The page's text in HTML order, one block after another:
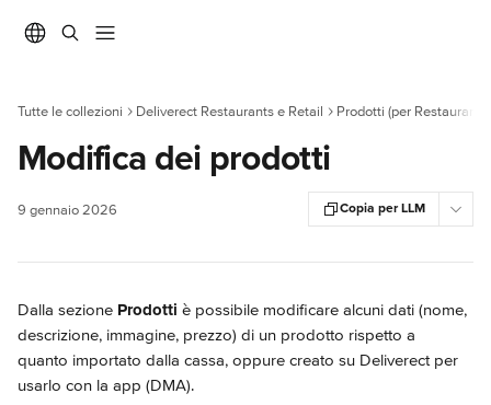
Tutte le collezioni Deliverect Restaurants e Retail Prodotti (per Restaurants)
Modifica dei prodotti
9 gennaio 2026 Copia per LLM
Dalla sezione Prodotti è possibile modificare alcuni dati (nome,
descrizione, immagine, prezzo) di un prodotto rispetto a
quanto importato dalla cassa, oppure creato su Deliverect per
usarlo con la app (DMA).